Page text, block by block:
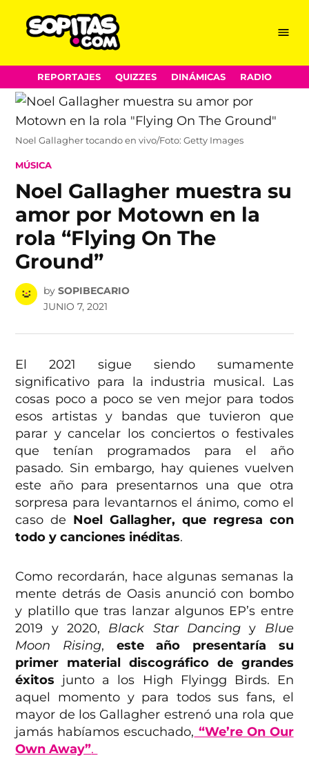
Skip
to
content
Menu
REPORTAJES QUIZZES DINÁMICAS RADIO
Noel Gallagher tocando en vivo/Foto: Getty Images
POSTED
MÚSICA
Noel Gallagher muestra su
amor por Motown en la
rola “Flying On The
Ground”
by SOPIBECARIO
JUNIO 7, 2021
El 2021 sigue siendo sumamente
significativo para la industria musical. Las
cosas poco a poco se ven mejor para todos
esos artistas y bandas que tuvieron que
parar y cancelar los conciertos o festivales
que tenían programados para el año
pasado. Sin embargo, hay quienes vuelven
este año para presentarnos una que otra
sorpresa para levantarnos el ánimo, como el
caso de Noel Gallagher, que regresa con
todo y canciones inéditas.
Como recordarán, hace algunas semanas la
mente detrás de Oasis anunció con bombo
y platillo que tras lanzar algunos EP’s entre
2019 y 2020, Black Star Dancingy Blue
Moon Rising, este año presentaría su
primer material discográfico de grandes
éxitos junto a los High Flyingg Birds. En
aquel momento y para todos sus fans, el
mayor de los Gallagher estrenó una rola que
jamás habíamos escuchado, “We’re On Our
Own Away”.